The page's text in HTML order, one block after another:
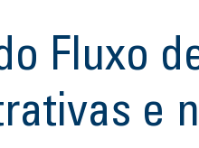
Fluxo
e